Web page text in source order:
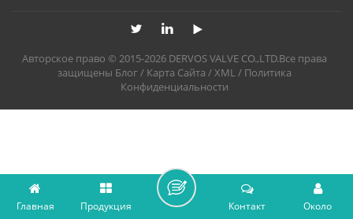
Авторское право © 2015-2026 DERVOS VALVE CO.,LTD.Все права
защищены Блог / Карта Сайта /XML/ Политика
Конфиденциальности
Главная Продукция Около
Контакт